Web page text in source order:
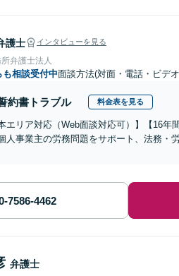
護士 インタビューを見る
弁護士法人
も相談受付中面談方法(対面・電話・ビデ
約書トラブル 料金表を見る
エリア対応（Web面談対応可）】【16
人事業主の労務問題をサポート、法務・
弁護士